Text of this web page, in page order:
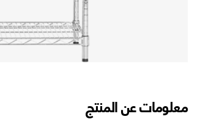
معلومات عن المنتج